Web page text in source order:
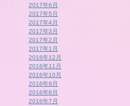
2017年6月
2017年5月
2017年4月
2017年3月
2017年2月
2017年1月
2016年12月
2016年11月
2016年10月
2016年9月
2016年8月
2016年7月